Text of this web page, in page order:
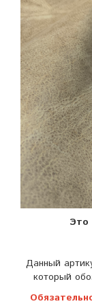
Это
Данный
который